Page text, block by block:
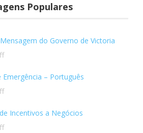
Populares
do Governo de Victoria
Emergência – Português
Incentivos a Negócios